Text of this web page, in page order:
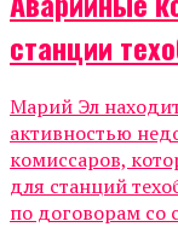
станции
Марий Эл
активностью
комиссаров,
для станций
по договорам со